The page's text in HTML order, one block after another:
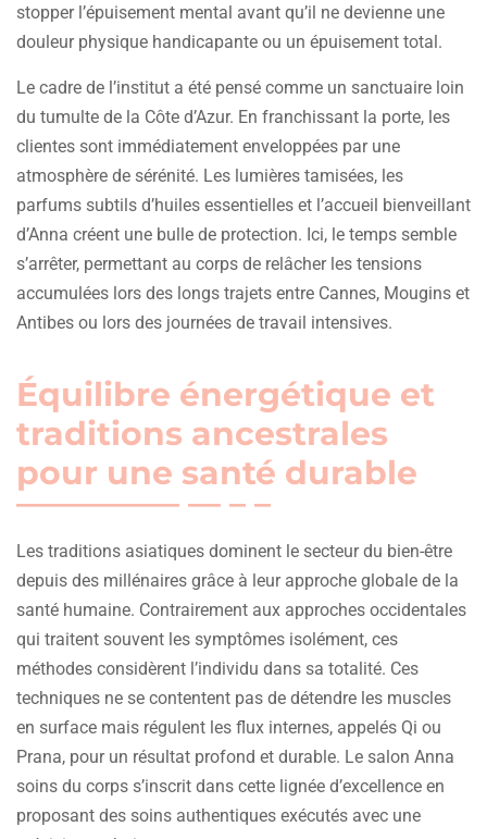
stopper l’épuisement mental avant qu’il ne devienne une
douleur physique handicapante ou un épuisement total.
Le cadre de l’institut a été pensé comme un sanctuaire loin
du tumulte de la Côte d’Azur. En franchissant la porte, les
clientes sont immédiatement enveloppées par une
atmosphère de sérénité. Les lumières tamisées, les
parfums subtils d’huiles essentielles et l’accueil bienveillant
d’Anna créent une bulle de protection. Ici, le temps semble
s’arrêter, permettant au corps de relâcher les tensions
accumulées lors des longs trajets entre Cannes, Mougins et
Antibes ou lors des journées de travail intensives.
Équilibre énergétique et
traditions ancestrales
pour une santé durable
Les traditions asiatiques dominent le secteur du bien-être
depuis des millénaires grâce à leur approche globale de la
santé humaine. Contrairement aux approches occidentales
qui traitent souvent les symptômes isolément, ces
méthodes considèrent l’individu dans sa totalité. Ces
techniques ne se contentent pas de détendre les muscles
en surface mais régulent les flux internes, appelés Qi ou
Prana, pour un résultat profond et durable. Le salon Anna
soins du corps s’inscrit dans cette lignée d’excellence en
proposant des soins authentiques exécutés avec une